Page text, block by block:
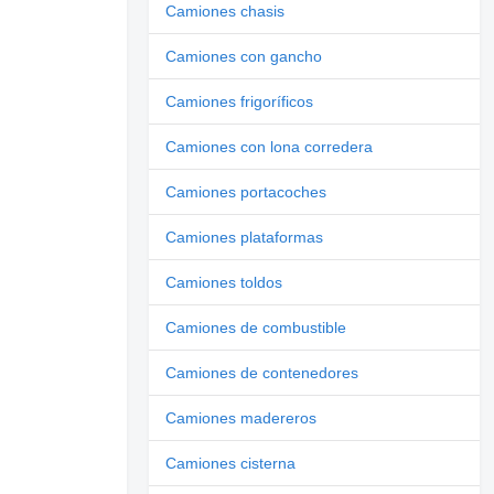
Camiones chasis
Camiones con gancho
Camiones frigoríficos
Camiones con lona corredera
Camiones portacoches
Camiones plataformas
Camiones toldos
Camiones de combustible
Camiones de contenedores
Camiones madereros
Camiones cisterna